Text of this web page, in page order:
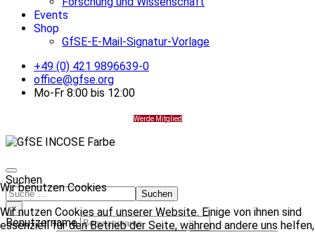
Events
Shop
GfSE-E-Mail-Signatur-Vorlage
+49 (0) 421 9896639-0
office@gfse.org
Mo-Fr 8:00 bis 12:00
Werde Mitglied
Wir benutzen Cookies
Wir nutzen Cookies auf unserer Website. Einige von ihnen sind
essenziell für den Betrieb der Seite, während andere uns helfen,
Suchen
Suchen
×
Benutzername